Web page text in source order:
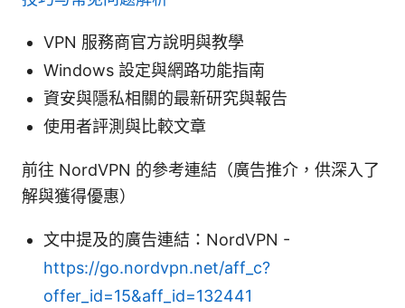
VPN 服務商官方說明與教學
Windows 設定與網路功能指南
資安與隱私相關的最新研究與報告
使用者評測與比較文章
前往 NordVPN 的參考連結（廣告推介，供深入了
解與獲得優惠）
文中提及的廣告連結：NordVPN -
https://go.nordvpn.net/aff_c?
offer_id=15&aff_id=132441